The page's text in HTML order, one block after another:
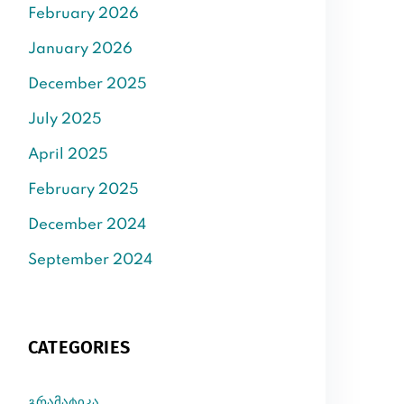
February 2026
January 2026
December 2025
July 2025
April 2025
February 2025
December 2024
September 2024
CATEGORIES